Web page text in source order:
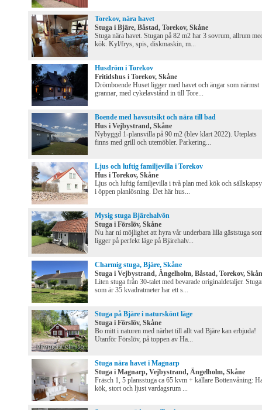
Torekov, nära havet
Stuga i Bjäre, Båstad, Torekov, Skåne
Stuga nära havet. Stugan på 82 m2 har 3 sovrum, allrum
kök. Kyl/frys, spis, diskmaskin, m...
Husdröm i Torekov
Fritidshus i Torekov, Skåne
Drömboende Huset ligger med havet och ängar som närmst
grannar, med cykelavstånd in till Tore...
Boende med havsutsikt och nära till bad
Hus i Vejbystrand, Skåne
Nybyggd 1-plansvilla på 90 m2 (blev klart 2022). Uteplats
finns med grill och utemöbler. Parkering...
Ljus och luftig familjevilla i Torekov
Hus i Torekov, Skåne
Ljus och luftig familjevilla i två plan med kök och
i öppen planlösning. Det här hus...
Mysig stuga Bjärehalvön
Stuga i Förslöv, Skåne
Nu har ni möjlighet att hyra vår underbara lilla gäststuga
ligger på perfekt läge på Bjärehalv...
Charmig stuga, Bjäre, Skåne
Stuga i Vejbystrand, Ängelholm, Båstad, Torekov,
Liten stuga från 30-talet med bevarade originaldetaljer.
som är 35 kvadratmeter har ett s...
Stuga på Bjäre i naturskönt läge
Stuga i Förslöv, Skåne
Bo mitt i naturen med närhet till allt vad Bjäre kan erbjuda!
Utanför Förslöv, på toppen av Ha...
Stuga nära havet i Magnarp
Stuga i Magnarp, Vejbystrand, Ängelholm, Skåne
Fräsch 1, 5 plansstuga ca 65 kvm + källare Bottenvåning:
kök, stort och ljust vardagsrum ...